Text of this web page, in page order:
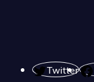
Twitter